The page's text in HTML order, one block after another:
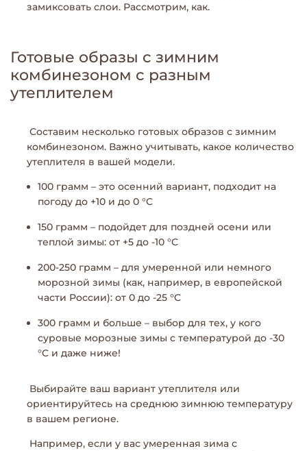
замиксовать слои. Рассмотрим, как.
Готовые образы с зимним
комбинезоном с разным
утеплителем
Составим несколько готовых образов с зимним
комбинезоном. Важно учитывать, какое количество
утеплителя в вашей модели.
100 грамм – это осенний вариант, подходит на
погоду до +10 и до 0 °C
150 грамм – подойдет для поздней осени или
теплой зимы: от +5 до -10 °C
200-250 грамм – для умеренной или немного
морозной зимы (как, например, в европейской
части России): от 0 до -25 °C
300 грамм и больше – выбор для тех, у кого
суровые морозные зимы с температурой до -30
°C и даже ниже!
Выбирайте ваш вариант утеплителя или
ориентируйтесь на среднюю зимнюю температуру
в вашем регионе.
Например, если у вас умеренная зима с